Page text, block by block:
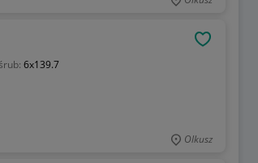
6x139.7
Olkusz